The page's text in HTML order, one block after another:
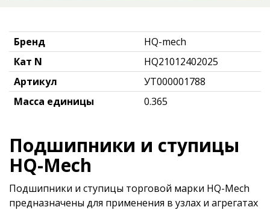
Бренд
HQ-mech
Кат N
HQ21012402025
Артикул
УТ000001788
Масса единицы
0.365
Подшипники и ступицы
HQ-Mech
Подшипники и ступицы торговой марки HQ-Mech
предназначены для применения в узлах и агрегатах